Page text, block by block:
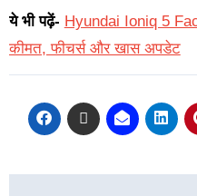
ये भी पढ़ें- Hyundai Ioniq 5
कीमत, फीचर्स और खास अपडेट